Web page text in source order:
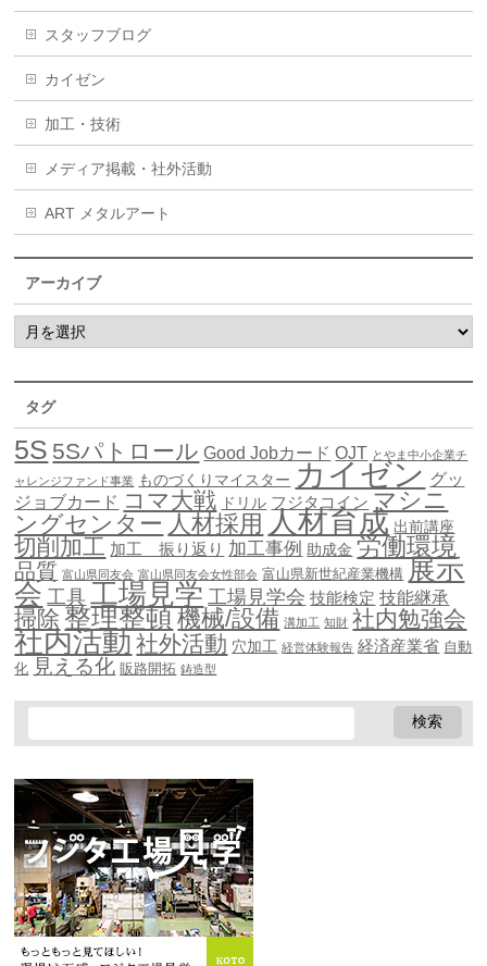
スタッフブログ
カイゼン
加工・技術
メディア掲載・社外活動
ART メタルアート
アーカイブ
タグ
5S 5Sパトロール Good Jobカード OJT とやま中小企業チ
ャレンジファンド事業 ものづくりマイスター カイゼン グッ
ジョブカード コマ大戦 ドリル フジタコイン マシニ
ングセンター 人材採用 人材育成 出前講座
切削加工 加工 振り返り 加工事例 助成金 労働環境
品質 富山県同友会 富山県同友会女性部会 富山県新世紀産業機構 展示
会 工具 工場見学 工場見学会 技能検定 技能継承
掃除 整理整頓機械/設備 溝加工 知財 社内勉強会
社内活動社外活動 穴加工 経営体験報告 経済産業省 自動
化 見える化 販路開拓 鋳造型